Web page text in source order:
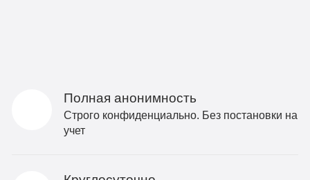
Полная анонимность
Строго конфиденциально. Без постановки на
учет